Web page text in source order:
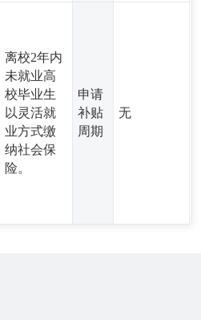
离校2年内
未就业高
校毕业生
以灵活就
业方式缴
纳社会保
险。
申请
补贴
周期
无